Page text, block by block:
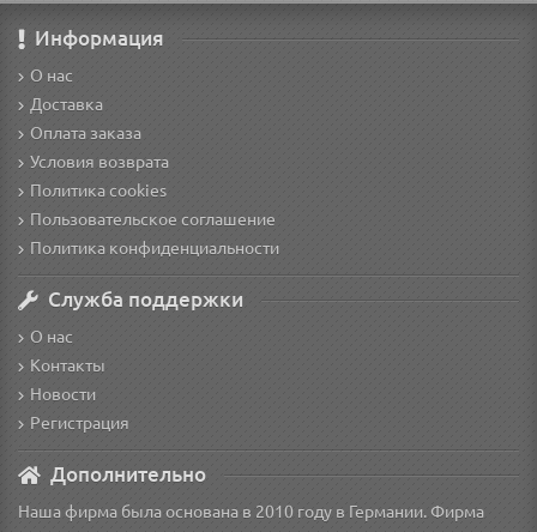
Информация
О нас
Доставка
Оплата заказа
Условия возврата
Политика cookies
Пользовательское соглашение
Политика конфиденциальности
Служба поддержки
О нас
Контакты
Новости
Регистрация
Дополнительно
Наша фирма была основана в 2010 году в Германии. Фирма